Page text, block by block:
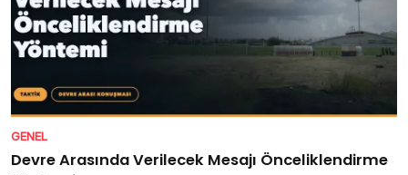
GENEL
Devre Arasında Verilecek Mesajı Önceliklendirme